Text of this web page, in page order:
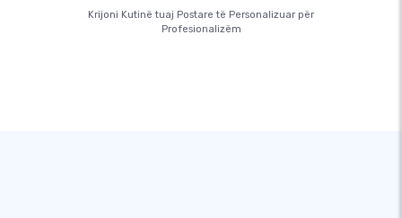
Krijoni Kutinë tuaj Postare të Personalizuar për
Profesionalizëm